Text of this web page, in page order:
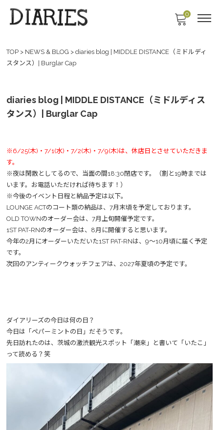
0
TOP > NEWS & BLOG > diaries blog | MIDDLE DISTANCE（ミドルディ
スタンス）| Burglar Cap
diaries blog | MIDDLE DISTANCE（ミドルディス
タンス）| Burglar Cap
※6/25(木)・7/1(水)・7/2(木)・7/9(木)は、休店日とさせていただきま
す。
※夜は閑散としてるので、当面の間18:30閉店です。（割と19時までは
います。お電話いただければ待ちます！）
※今後のイベント日程と納品予定は以下。
LOUNGE ACTのコート類の納品は、7月末頃を予定しております。
OLD TOWNのオーダー会は、7月上旬開催予定です。
1ST PAT-RNのオーダー会は、8月に開催すると思います。
今年の2月にオーダーいただいた1ST PAT-RNは、9～10月頃に届く予定
です。
次回のアンティークウォッチフェアは、2027年夏頃の予定です。
ダイアリーズの今日は何の日？
今日は「ペパーミントの日」だそうです。
先日訪れたのは、茨城の激渋観光スポット「潮来」と書いて「いたこ」
って読める？笑